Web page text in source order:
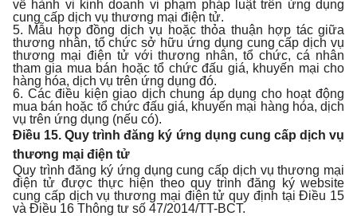
về hành vi kinh doanh vi phạm pháp luật trên ứng dụng
cung cấp dịch vụ thương mại điện tử.
5. Mẫu hợp đồng dịch vụ hoặc thỏa thuận hợp tác giữa
thương nhân, tổ chức sở hữu ứng dụng cung cấp dịch vụ
thương mại điện tử với thương nhân, tổ chức, cá nhân
tham gia mua bán hoặc tổ chức đấu giá, khuyến mại cho
hàng hóa, dịch vụ trên ứng dụng đó.
6. Các điều kiện giao dịch chung áp dụng cho hoạt động
mua bán hoặc tổ chức đấu giá, khuyến mại hàng hóa, dịch
vụ trên ứng dụng (nếu có).
Điều 15. Quy trình đăng ký ứng dụng cung cấp dịch vụ
thương mại điện tử
Quy trình đăng ký ứng dụng cung cấp dịch vụ thương mại
điện tử được thực hiện theo quy trình đăng ký website
cung cấp dịch vụ thương mại điện tử quy định tại Điều 15
và Điều 16 Thông tư số 47/2014/TT-BCT.